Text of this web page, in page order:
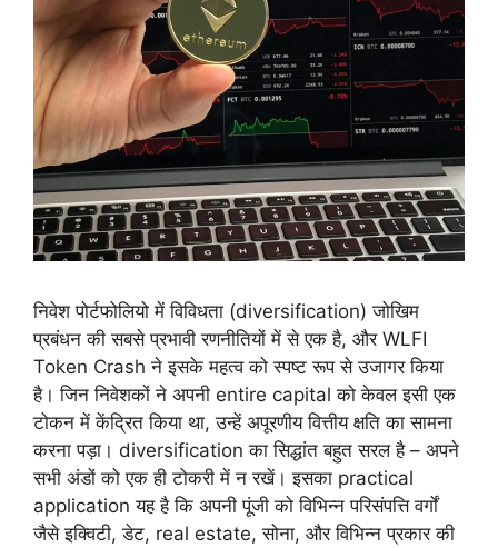
निवेश पोर्टफोलियो में विविधता (diversification) जोखिम
प्रबंधन की सबसे प्रभावी रणनीतियों में से एक है, और WLFI
Token Crash ने इसके महत्व को स्पष्ट रूप से उजागर किया
है। जिन निवेशकों ने अपनी entire capital को केवल इसी एक
टोकन में केंद्रित किया था, उन्हें अपूरणीय वित्तीय क्षति का सामना
करना पड़ा। diversification का सिद्धांत बहुत सरल है – अपने
सभी अंडों को एक ही टोकरी में न रखें। इसका practical
application यह है कि अपनी पूंजी को विभिन्न परिसंपत्ति वर्गों
जैसे इक्विटी, डेट, real estate, सोना, और विभिन्न प्रकार की